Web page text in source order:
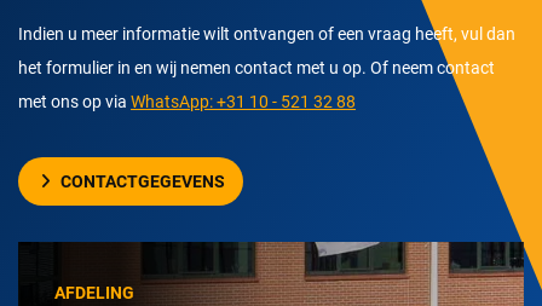
Indien u meer informatie wilt ontvangen of een vraag heeft, vul dan
het formulier in en wij nemen contact met u op. Of neem contact
met ons op via WhatsApp: +31 10 - 521 32 88
CONTACTGEGEVENS
AFDELING